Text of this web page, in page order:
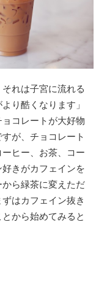
それは子宮に流れる
り酷くなります」
コレートが大好物
が、チョコレート
ヒー、お茶、コー
きがカフェインを
ら緑茶に変えただ
はカフェイン抜き
から始めてみると